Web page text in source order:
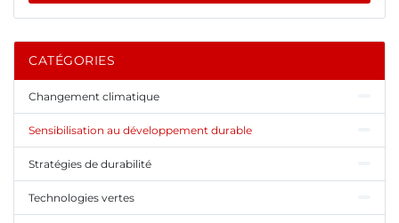
CATÉGORIES
Changement climatique
Sensibilisation au développement durable
Stratégies de durabilité
Technologies vertes